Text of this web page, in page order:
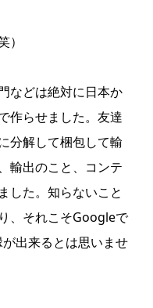
などは絶対に日本か
作らせました。友達
分解して梱包して輸
輸出のこと、コンテ
した。知らないこと
、それこそGoogleで
出来るとは思いませ